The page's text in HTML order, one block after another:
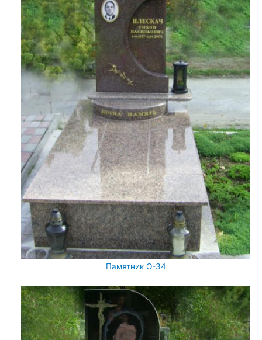
Памятник О-34